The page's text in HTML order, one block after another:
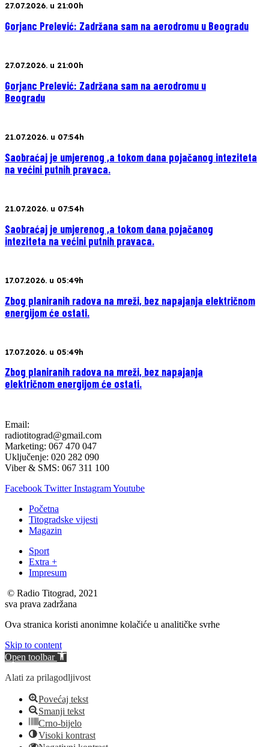
27.07.2026. u 21:00h
Gorjanc Prelević: Zadržana sam na aerodromu u Beogradu
27.07.2026. u 21:00h
Gorjanc Prelević: Zadržana sam na aerodromu u
Beogradu
21.07.2026. u 07:54h
Saobraćaj je umjerenog ,a tokom dana pojačanog inteziteta
na većini putnih pravaca.
21.07.2026. u 07:54h
Saobraćaj je umjerenog ,a tokom dana pojačanog
inteziteta na većini putnih pravaca.
17.07.2026. u 05:49h
Zbog planiranih radova na mreži, bez napajanja električnom
energijom će ostati.
17.07.2026. u 05:49h
Zbog planiranih radova na mreži, bez napajanja
električnom energijom će ostati.
Email:
radiotitograd@gmail.com
Marketing: 067 470 047
Uključenje: 020 282 090
Viber & SMS: 067 311 100
Facebook Twitter InstagramYoutube
Početna
Titogradske vijesti
Magazin
Sport
Extra +
Impresum
© Radio Titograd, 2021
sva prava zadržana
Ova stranica koristi anonimne kolačiće u analitičke svrhe
Skip to content
Open toolbar
Alati za prilagodljivost
Povećaj tekst
Smanji tekst
Crno-bijelo
Visoki kontrast